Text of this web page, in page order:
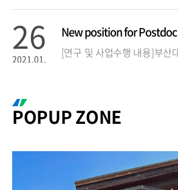
26
2021.01.
14
2020.09. We have new member
POPUP ZONE